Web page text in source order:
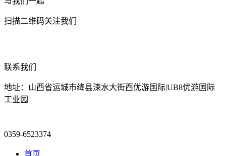
扫描二维码关注我们
联系我们
地址：山西省运城市绛县涑水大街西优游国际|UB8优游国际
工业园
0359-6523374
首页